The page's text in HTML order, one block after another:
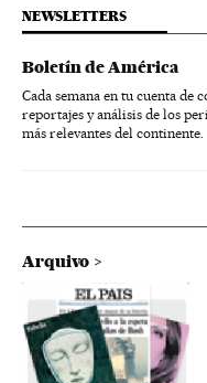
NEWSLETTERS
Boletín de América
Cada semana en tu cuenta de
reportajes y análisis de los
más relevantes del continente.
Arquivo